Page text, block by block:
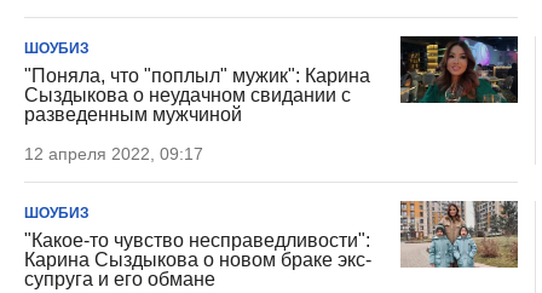
ШОУБИЗ
"Поняла, что "поплыл" мужик": Карина
Сыздыкова о неудачном свидании с
разведенным мужчиной
12 апреля 2022, 09:17
ШОУБИЗ
"Какое-то чувство несправедливости":
Карина Сыздыкова о новом браке экс-
супруга и его обмане